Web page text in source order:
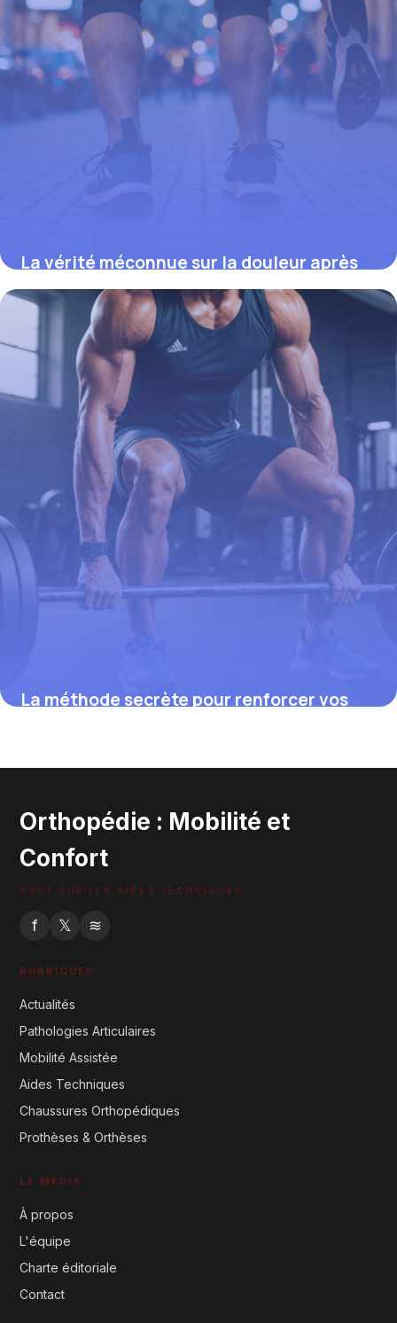
La vérité méconnue sur la douleur après
arthroscopie du genou qui pourrait tout
changer
21 août 2025
La méthode secrète pour renforcer vos
Orthopédie : Mobilité et
Confort
TOUT SUR LES AIDES TECHNIQUES
f 𝕏 ≋
RUBRIQUES
Actualités
Pathologies Articulaires
Mobilité Assistée
Aides Techniques
Chaussures Orthopédiques
Prothèses & Orthèses
LE MÉDIA
À propos
L'équipe
Charte éditoriale
Contact